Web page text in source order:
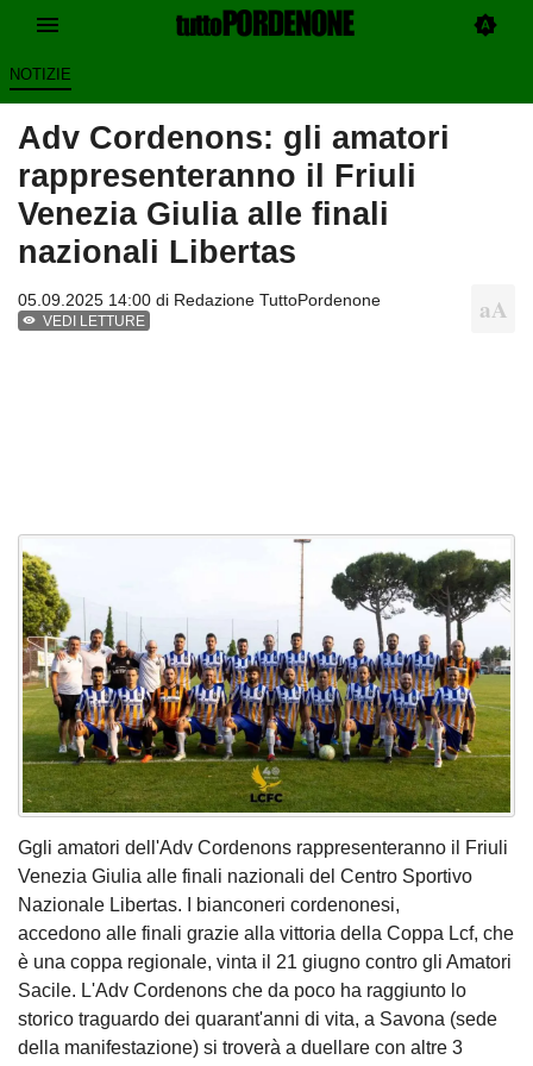
NOTIZIE
Adv Cordenons: gli amatori
rappresenteranno il Friuli
Venezia Giulia alle finali
nazionali Libertas
05.09.2025 14:00 di Redazione TuttoPordenone
VEDI LETTURE
Ggli amatori dell'Adv Cordenons rappresenteranno il Friuli
Venezia Giulia alle finali nazionali del Centro Sportivo
Nazionale Libertas. I bianconeri cordenonesi,
accedono alle finali grazie alla vittoria della Coppa Lcf, che
è una coppa regionale, vinta il 21 giugno contro gli Amatori
Sacile. L'Adv Cordenons che da poco ha raggiunto lo
storico traguardo dei quarant'anni di vita, a Savona (sede
della manifestazione) si troverà a duellare con altre 3